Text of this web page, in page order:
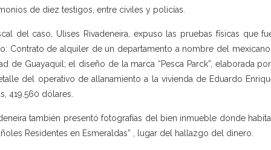
de diez testigos, entre civiles y policías.
del caso, Ulises Rivadeneira, expuso las pruebas físicas que
Contrato de alquiler de un departamento a nombre del
de Guayaquil; el diseño de la marca “Pesca Parck”, elaborada
del operativo de allanamiento a la vivienda de Eduardo
419.560 dólares.
también presentó fotografías del bien inmueble donde
Residentes en Esmeraldas” , lugar del hallazgo del dinero.